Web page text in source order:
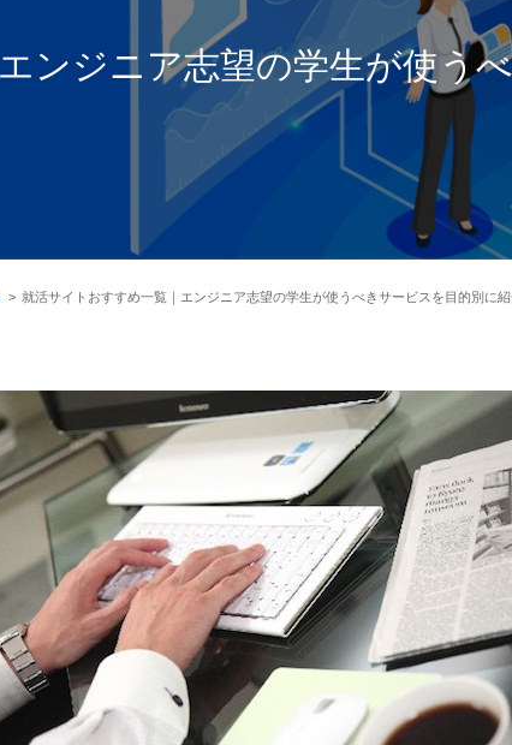
ンジニア志望の学生が使う
> 就活サイトおすすめ一覧｜エンジニア志望の学生が使うべきサービスを目的別に